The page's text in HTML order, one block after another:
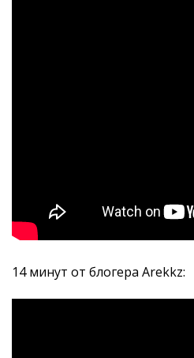
14 минут от блогера Arekkz: